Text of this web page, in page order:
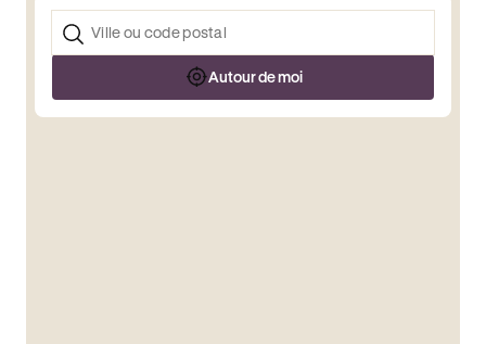
Autour de moi